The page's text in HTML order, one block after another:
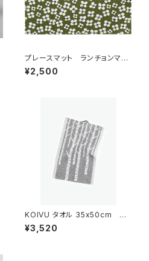
プレースマット ランチョンマッ
ト 「ベラミ」 / アルメダール
ス/ALMEDAHLS
¥2,500
KOIVU タオル 35x50cm
／ LAPUAN KANKURIT（ラ
プアン カンクリ）
¥3,520